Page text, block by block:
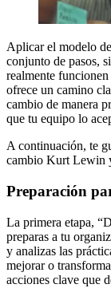
Aplicar el modelo
conjunto de pasos,
realmente
ofrece un camino
cambio de manera
que tu equipo lo
A continuación, te
cambio Kurt Lewin
Preparación
La primera etapa,
preparas a tu
y analizas las
mejorar o
acciones clave que